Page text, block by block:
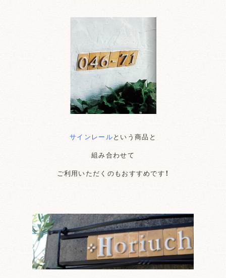
サインレールという商品と
組み合わせて
ご利用いただくのもおすすめです！